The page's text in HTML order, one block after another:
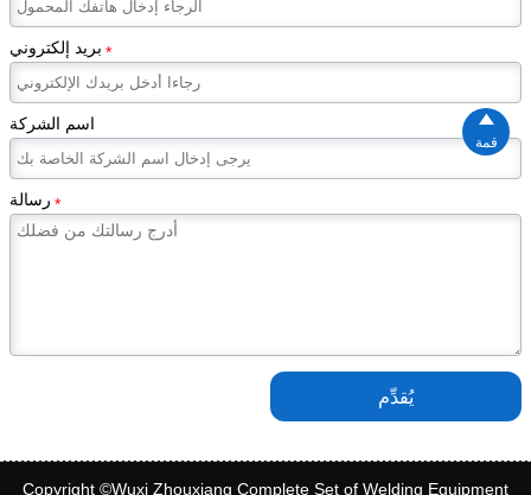
بريد إلكتروني *
اسم الشركة
رسالة *
يُقدِّم
Copyright ©Wuxi Zhouxiang Complete Set of Welding Equipment

قمة